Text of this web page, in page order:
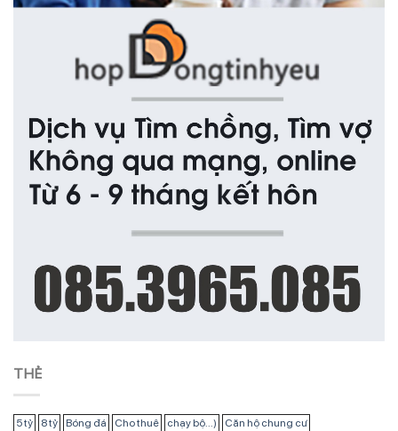
THẺ
5 tỷ 8 tỷ Bóng đá Cho thuê chạy bộ...)
Căn hộ chung cư